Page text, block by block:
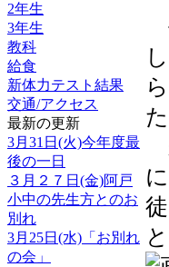
2年生
3年生
教科
給食
新体力テスト結果
交通/アクセス
最新の更新
3月31日(火)今年度最
後の一日
３月２７日(金)阿戸
小中の先生方とのお
別れ
3月25日(水)「お別れ
の会」
た